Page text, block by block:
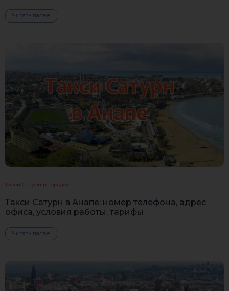
Читать далее
Такси Сатурн в городах
Такси Сатурн в Анапе: номер телефона, адрес
офиса, условия работы, тарифы
Читать далее